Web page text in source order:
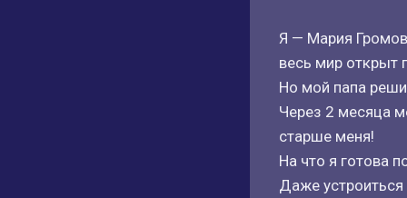
Я — Мария
весь мир открыт
Но мой папа
Через 2 месяца
старше меня!
На что я готова
Даже устроиться